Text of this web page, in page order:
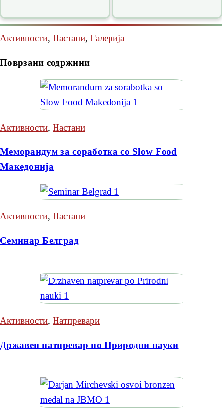
Активности, Настани, Галерија
Поврзани содржини
Активности, Настани
Меморандум за соработка со Slow Food
Македонија
Активности, Настани
Семинар Белград
Активности, Натпревари
Државен натпревар по Природни науки